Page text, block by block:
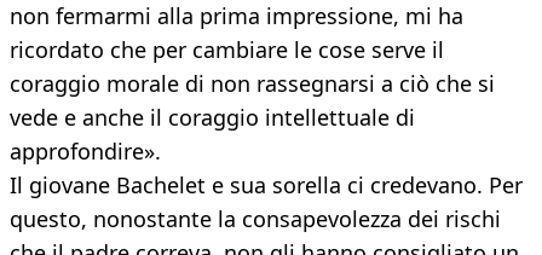
non fermarmi alla prima impressione, mi ha
ricordato che per cambiare le cose serve il
coraggio morale di non rassegnarsi a ciò che si
vede e anche il coraggio intellettuale di
approfondire».
Il giovane Bachelet e sua sorella ci credevano. Per
questo, nonostante la consapevolezza dei rischi